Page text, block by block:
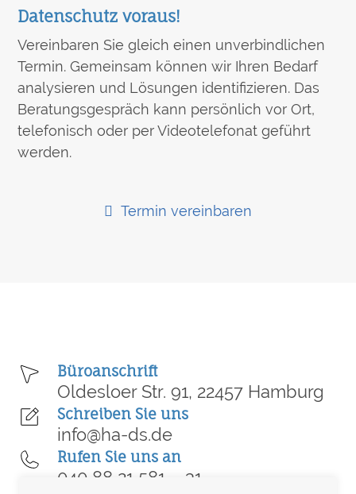
Datenschutz voraus!
Vereinbaren Sie gleich einen unverbindlichen
Termin. Gemeinsam können wir Ihren Bedarf
analysieren und Lösungen identifizieren. Das
Beratungsgespräch kann persönlich vor Ort,
telefonisch oder per Videotelefonat geführt
werden.
Termin vereinbaren
Büroanschrift
Oldesloer Str. 91, 22457 Hamburg
Schreiben Sie uns
info@ha-ds.de
Rufen Sie uns an
040 88 21 581 – 31